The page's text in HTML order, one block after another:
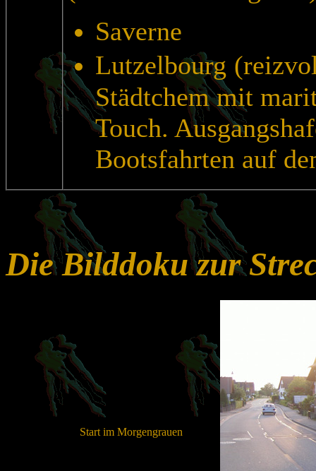
Saverne
Lutzelbourg
Städtchem mit
Touch.
Bootsfahrten auf
Die Bilddoku zur
Start im Morgengrauen